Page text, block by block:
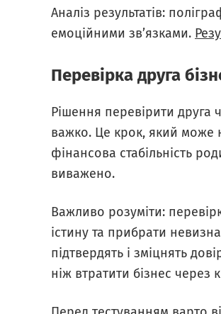
Аналіз результатів:
емоційними зв’язками.
Перевірка друга
Рішення перевірити друга
важко. Це крок, який може
фінансова стабільність
виважено.
Важливо розуміти:
істину та прибрати
підтвердять і зміцнять
ніж втратити бізнес через